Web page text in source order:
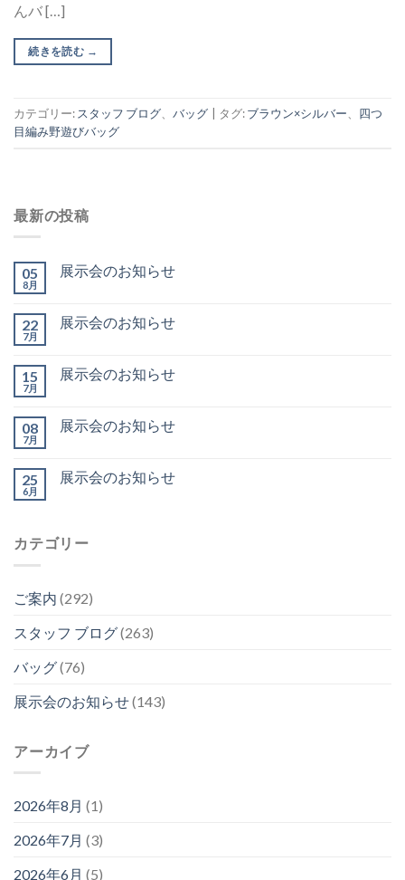
んバ […]
続きを読む →
カテゴリー: スタッフ ブログ バッグ タグ:ブラウン×シルバー
四つ
目編み野遊びバッグ
最新の投稿
05
8月
展示会のお知らせ
22
7月
展示会のお知らせ
15
7月
展示会のお知らせ
08
7月
展示会のお知らせ
25
6月
展示会のお知らせ
カテゴリー
ご案内 (292)
スタッフ ブログ(263)
バッグ(76)
展示会のお知らせ(143)
アーカイブ
2026年8月 (1)
2026年7月 (3)
2026年6月 (5)